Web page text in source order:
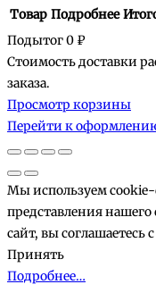
Товары
в
корзине
Товар Подробнее
Подытог0 ₽
Стоимость доставки
заказа.
Просмотр корзины
Перейти к
Мы используем
представления нашего
сайт, вы соглашаетесь
Принять
Подробнее…